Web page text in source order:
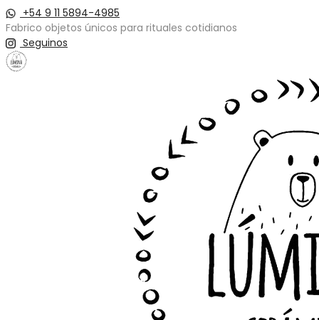
+54 9 11 5894-4985
Fabrico objetos únicos para rituales cotidianos
Seguinos